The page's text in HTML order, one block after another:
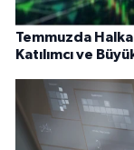
Temmuzda
Katılımcı ve